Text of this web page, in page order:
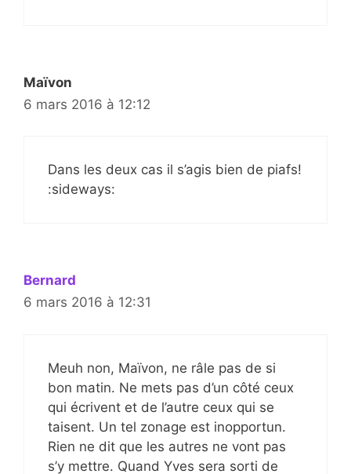
Maïvon
6 mars 2016 à 12:12
Dans les deux cas il s’agis bien de piafs!
:sideways:
Bernard
6 mars 2016 à 12:31
Meuh non, Maïvon, ne râle pas de si
bon matin. Ne mets pas d’un côté ceux
qui écrivent et de l’autre ceux qui se
taisent. Un tel zonage est inopportun.
Rien ne dit que les autres ne vont pas
s’y mettre. Quand Yves sera sorti de